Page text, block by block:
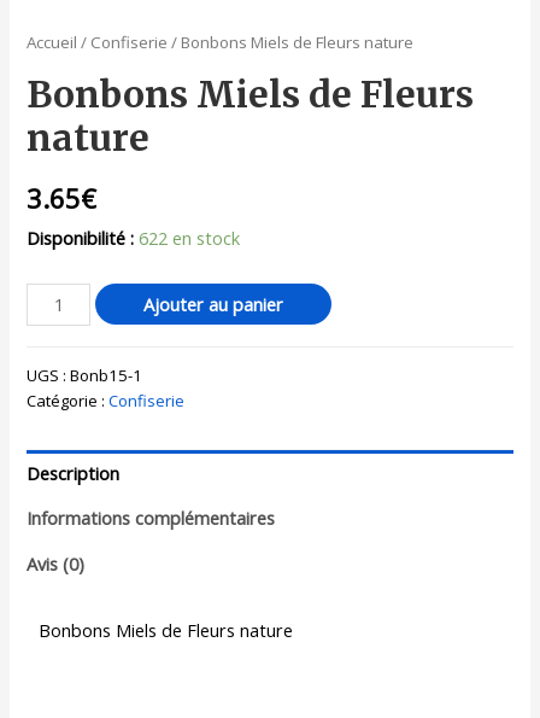
Accueil / Confiserie / Bonbons Miels de Fleurs nature
Bonbons Miels de Fleurs
nature
3.65€
Disponibilité : 622 en stock
Ajouter au panier
UGS :Bonb15-1
Catégorie :Confiserie
Description
Informations complémentaires
Avis (0)
Bonbons Miels de Fleurs nature